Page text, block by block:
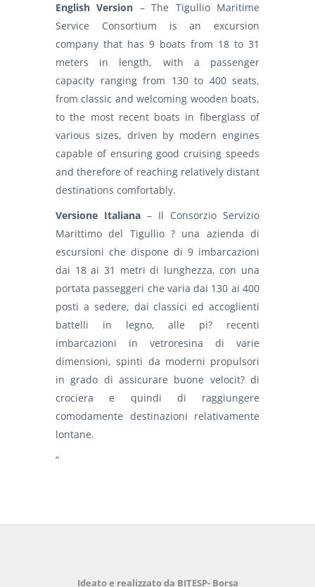
English Version – The Tigullio Maritime
Service Consortium is an excursion
company that has 9 boats from 18 to 31
meters in length, with a passenger
capacity ranging from 130 to 400 seats,
from classic and welcoming wooden boats,
to the most recent boats in fiberglass of
various sizes, driven by modern engines
capable of ensuring good cruising speeds
and therefore of reaching relatively distant
destinations comfortably.
Versione Italiana – Il Consorzio Servizio
Marittimo del Tigullio ? una azienda di
escursioni che dispone di 9 imbarcazioni
dai 18 ai 31 metri di lunghezza, con una
portata passeggeri che varia dai 130 ai 400
posti a sedere, dai classici ed accoglienti
battelli in legno, alle pi? recenti
imbarcazioni in vetroresina di varie
dimensioni, spinti da moderni propulsori
in grado di assicurare buone velocit? di
crociera e quindi di raggiungere
comodamente destinazioni relativamente
lontane.
“
Ideato e realizzato da BITESP- Borsa